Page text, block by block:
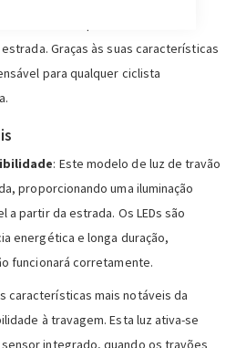
foi concebida para aumentar a
Graças às suas características
para qualquer ciclista
: Este modelo de luz de travão
proporcionando uma iluminação
partir da estrada. Os LEDs são
energética e longa duração,
funcionará corretamente.
características mais notáveis da
à travagem. Esta luz ativa-se
integrado, quando os travões